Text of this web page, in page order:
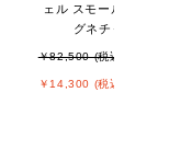
ェル スモール - MKシ
グネチャー
￥82,500 (税込)
￥14,300 (税込)